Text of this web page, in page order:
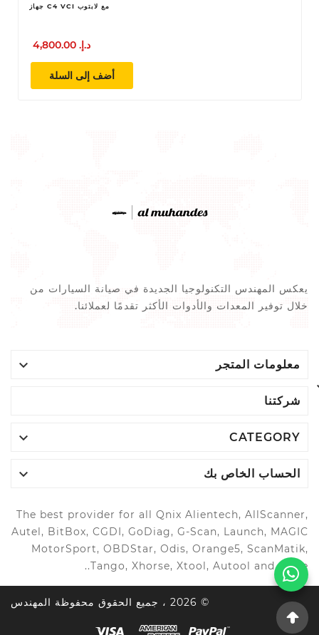
جهاز C4 VCI مع لابتوب
4,800.00 د.إ.‏
أضف إلى السلة
يعكس المهندس التكنولوجيا الجديدة في صيانة السيارات من
خلال توفير المعدات والأدوات الأكثر تقدمًا لعملائنا.
معلومات المتجر 
شركتنا
CATEGORY

الحساب الخاص بك 
The best provider for all Qnix Alientech, AllScanner,
Autel, BitBox, CGDI, GoDiag, G-Scan, Launch, MAGIC
MotorSport, OBDStar, Odis, Orange5, ScanMatik,
Tango, Xhorse, Xtool, Autool and more..
© 2026 ، جميع الحقوق محفوظة المهندس